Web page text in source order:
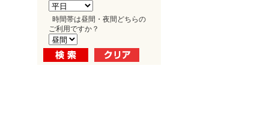
時間帯は昼間・夜間どちらの
ご利用ですか？